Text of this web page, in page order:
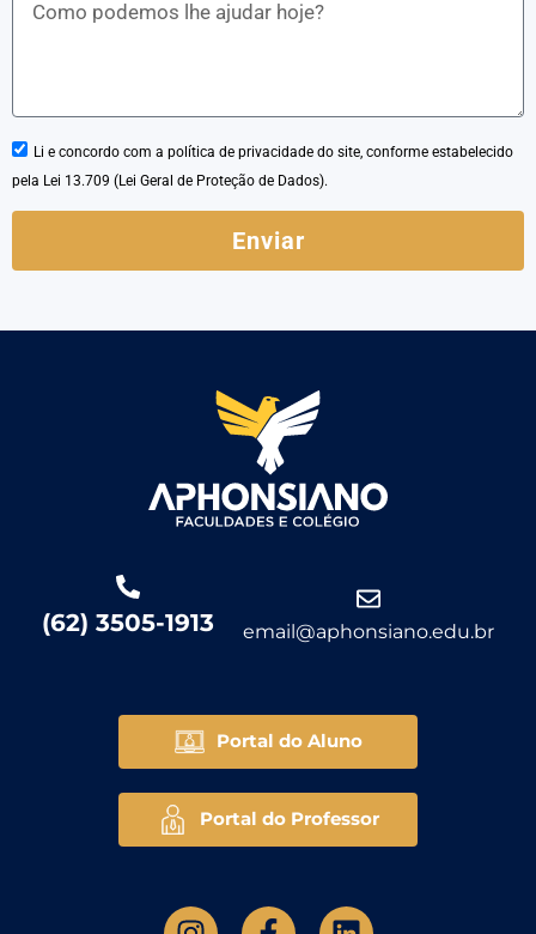
Li e concordo com a política de privacidade do site, conforme estabelecido
pela Lei 13.709 (Lei Geral de Proteção de Dados).
Enviar
(62) 3505-1913 email@aphonsiano.edu.br
Portal do Aluno
Portal do Professor